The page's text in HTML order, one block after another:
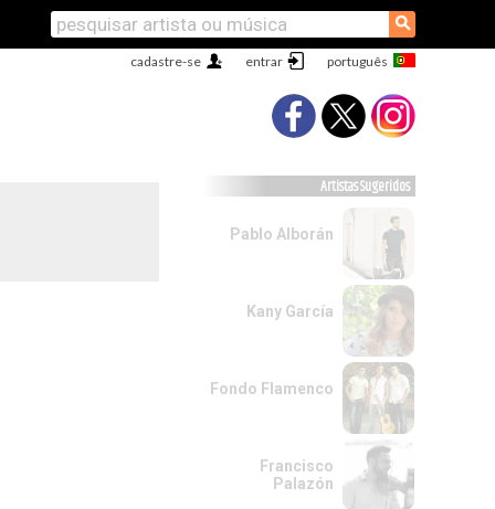
⚲
entrar
cadastre-se
Artistas Sugeridos
Pablo Alborán
Kany García
Fondo Flamenco
Francisco
Palazón